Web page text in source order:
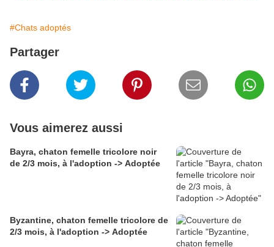
#Chats adoptés
Partager
Vous aimerez aussi
Bayra, chaton femelle tricolore noir
de 2/3 mois, à l'adoption -> Adoptée
Byzantine, chaton femelle tricolore de
2/3 mois, à l'adoption -> Adoptée